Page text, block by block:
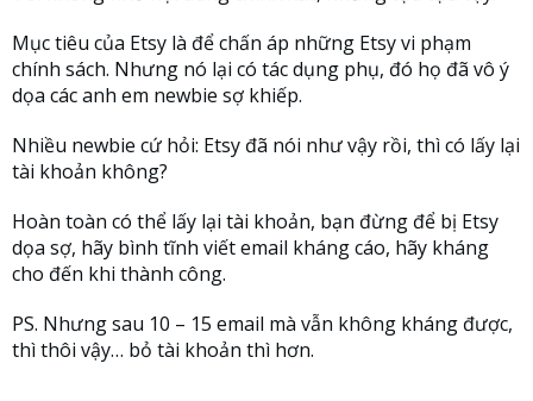
Mục tiêu của Etsy là để chấn áp những Etsy vi phạm
chính sách. Nhưng nó lại có tác dụng phụ, đó họ đã vô ý
dọa các anh em newbie sợ khiếp.
Nhiều newbie cứ hỏi: Etsy đã nói như vậy rồi, thì có lấy lại
tài khoản không?
Hoàn toàn có thể lấy lại tài khoản, bạn đừng để bị Etsy
dọa sợ, hãy bình tĩnh viết email kháng cáo, hãy kháng
cho đến khi thành công.
PS. Nhưng sau 10 – 15 email mà vẫn không kháng được,
thì thôi vậy… bỏ tài khoản thì hơn.